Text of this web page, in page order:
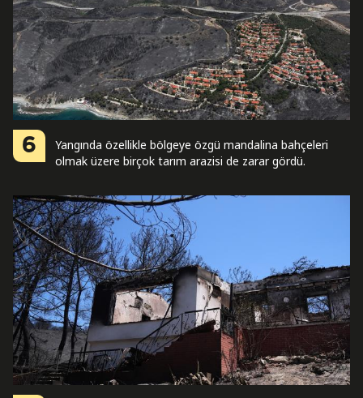
6
Yangında özellikle bölgeye özgü mandalina bahçeleri
olmak üzere birçok tarım arazisi de zarar gördü.